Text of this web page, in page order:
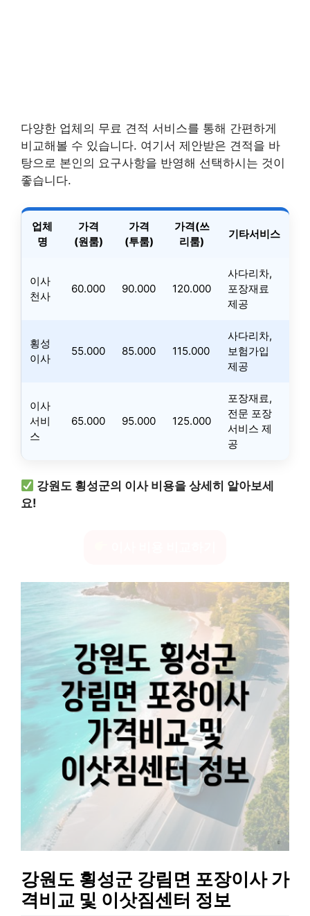
다양한 업체의 무료 견적 서비스를 통해 간편하게
비교해볼 수 있습니다. 여기서 제안받은 견적을 바
탕으로 본인의 요구사항을 반영해 선택하시는 것이
좋습니다.
업체
명
가격
(원룸)
가격
(투룸)
가격(쓰
리룸)
기타서비스
이사
천사
60.000 90.000 120.000
사다리차,
포장재료
제공
횡성
이사
55.000 85.000 115.000
사다리차,
보험가입
제공
이사
서비
스
65.000 95.000 125.000
포장재료,
전문 포장
서비스 제
공
강원도 횡성군의 이사 비용을 상세히 알아보세
요!
강원도 횡성군 강림면 포장이사 가
격비교 및 이삿짐센터 정보